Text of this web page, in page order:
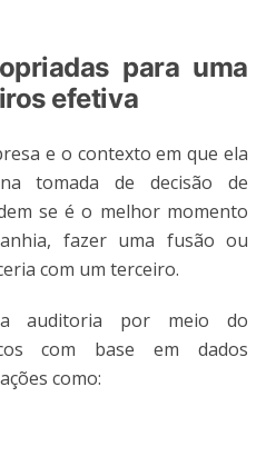
para uma
efetiva
e o contexto em que ela
tomada de decisão de
se é o melhor momento
fazer uma fusão ou
com um terceiro.
auditoria por meio do
com base em dados
como: